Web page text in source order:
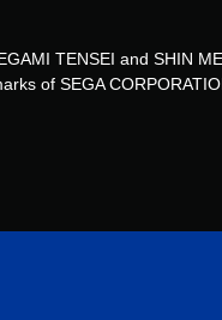
TENSEI and SHIN
of SEGA